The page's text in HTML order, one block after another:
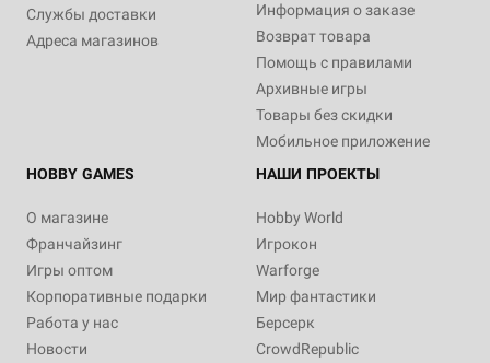
Службы доставки
Адреса магазинов
Информация о заказе
Возврат товара
Помощь с правилами
Архивные игры
Товары без скидки
Мобильное приложение
HOBBY GAMES
О магазине
Франчайзинг
Игры оптом
Корпоративные подарки
Работа у нас
Новости
НАШИ ПРОЕКТЫ
Hobby World
Игрокон
Warforge
Мир фантастики
Берсерк
CrowdRepublic